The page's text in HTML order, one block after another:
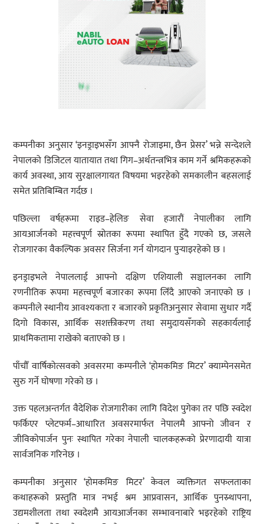
कम्पनीका अनुसार ‘इनड्राइभसँग आफ्नै रोजाइमा, छैन प्रेसर’ भन्ने सन्देशले
नेपालको डिजिटल यातायात तथा गिग–अर्थतन्त्रभित्र काम गर्ने श्रमिकहरूको
कार्य अवस्था, आय सुरक्षालगायत विषयमा भइरहेको समकालीन बहसलाई
समेत प्रतिबिम्बित गर्दछ ।
पछिल्ला वर्षहरूमा राइड–हेलिङ सेवा हजारौं नेपालीका लागि
आयआर्जनको महत्त्वपूर्ण स्रोतका रूपमा स्थापित हुँदै गएको छ, जसले
रोजगारका वैकल्पिक अवसर सिर्जना गर्न योगदान पुर्‍याइरहेको छ ।
इनड्राइभले नेपाललाई आफ्नो दक्षिण एशियाली सञ्चालनका लागि
रणनीतिक रूपमा महत्त्वपूर्ण बजारका रूपमा लिँदै आएको जनाएको छ ।
कम्पनीले स्थानीय आवश्यकता र बजारको प्रकृतिअनुसार सेवामा सुधार गर्दै
दिगो विकास, आर्थिक सशक्तीकरण तथा समुदायसँगको सहकार्यलाई
प्राथमिकतामा राखेको बताएको छ ।
पाँचौँ वार्षिकोत्सवको अवसरमा कम्पनीले ‘होमकमिङ मिटर’ क्याम्पेनसमेत
सुरु गर्ने घोषणा गरेको छ ।
उक्त पहलअन्तर्गत वैदेशिक रोजगारीका लागि विदेश पुगेका तर पछि स्वदेश
फर्किएर प्लेटफर्म–आधारित अवसरमार्फत नेपालमै आफ्नो जीवन र
जीविकोपार्जन पुनः स्थापित गरेका नेपाली चालकहरूको प्रेरणादायी यात्रा
सार्वजनिक गरिनेछ ।
कम्पनीका अनुसार ‘होमकमिङ मिटर’ केवल व्यक्तिगत सफलताका
कथाहरूको प्रस्तुति मात्र नभई श्रम आप्रवासन, आर्थिक पुनस्र्थापना,
उद्यमशीलता तथा स्वदेशमै आयआर्जनका सम्भावनाबारे भइरहेको राष्ट्रिय